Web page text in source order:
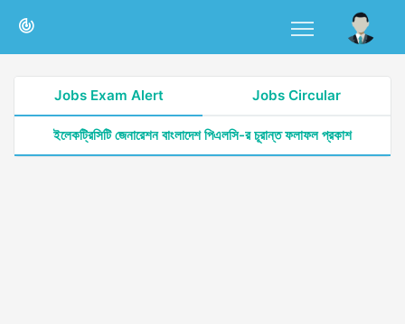
Jobs Exam Alert Jobs Circular
ইলেকট্রিসিটি জেনারেশন বাংলাদেশ পিএলসি-র চূরান্ত ফলাফল প্রকাশ